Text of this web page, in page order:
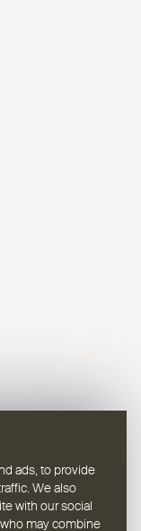
ads, to provide
We also
with our social
may combine